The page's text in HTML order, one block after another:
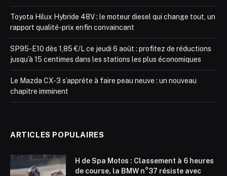
Toyota Hilux Hybride 48V : le moteur diesel qui change tout, un
rapport qualité-prix enfin convaincant
SP95-E10 dès 1,85 €/L ce jeudi 6 août : profitez de réductions
jusqu’à 15 centimes dans les stations les plus économiques
Le Mazda CX-3 s’apprête à faire peau neuve : un nouveau
chapitre imminent
ARTICLES POPULAIRES
H de Spa Motos : Classement à 6 heures
de course, la BMW n°37 résiste avec